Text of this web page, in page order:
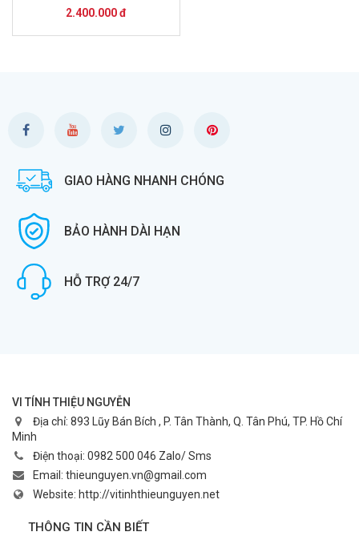
1 Năm)
2.400.000 đ
GIAO HÀNG NHANH CHÓNG
BẢO HÀNH DÀI HẠN
HỖ TRỢ 24/7
VI TÍNH THIỆU NGUYỄN
Địa chỉ: 893 Lũy Bán Bích , P. Tân Thành, Q. Tân Phú, TP. Hồ Chí
Minh
Điện thoại: 0982 500 046 Zalo/ Sms
Email: thieunguyen.vn@gmail.com
Website: http://vitinhthieunguyen.net
THÔNG TIN CẦN BIẾT